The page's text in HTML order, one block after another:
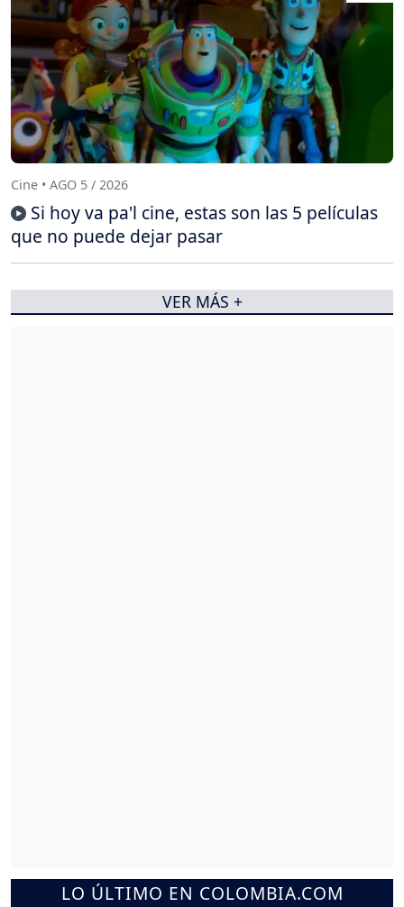
LO ÚLTIMO EN COLOMBIA.COM
Cine • AGO 5 / 2026
Si hoy va pa'l cine, estas son las 5 películas
que no puede dejar pasar
VER MÁS +